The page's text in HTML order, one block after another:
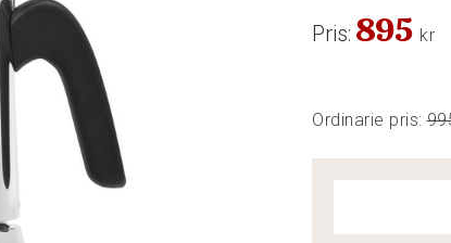
Pris: 895 kr
Ordinarie pris: